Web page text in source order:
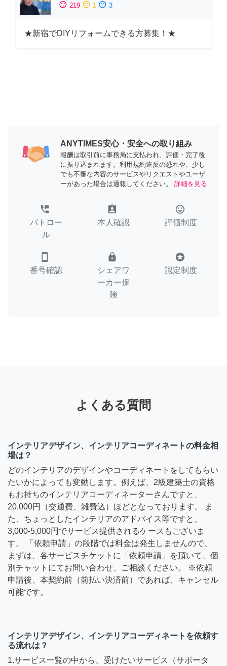
sentiment_satisfied 219 sentiment_neutral 1 sentiment_dissatisfied 3
★新宿でDIYリフォームできる方募集！★
ANYTIMES安心・安全への取り組み
報酬は取引前に事務局に支払われ、評価・完了後
に振り込まれます。利用規約違反の恐れや、少し
でも不審な内容のサービスやリクエストやユーザ
ーがあった場合は通報してください。
詳細を見る
perm_phone_msg
パトロー
ル
assignment_ind
本人確認
tag_faces
評価制度
smartphone
番号確認
lock
シェアワ
ーカー保
険
stars
認定制度
よくある質問
インテリアデザイン、インテリアコーディネートの料金相
場は？
どのインテリアのデザインやコーディネートをしてもらい
たいかによっても変動します。例えば、2級建築士の資格
もお持ちのインテリアコーディネーターさんですと、
20,000円（交通費、雑費込）ほどとなっております。 ま
た、ちょっとしたインテリアのアドバイス等ですと、
3,000-5,000円でサービス提供されるケースもございま
す。 「依頼申請」の段階では料金は発生しませんので、
まずは、各サービスチケットに「依頼申請」を頂いて、個
別チャットにてお問い合わせ、ご相談ください。 ※依頼
申請後、本契約前（前払い決済前）であれば、キャンセル
可能です。
インテリアデザイン、インテリアコーディネートを依頼す
る流れは？
1.サービス一覧の中から、受けたいサービス（サポータ